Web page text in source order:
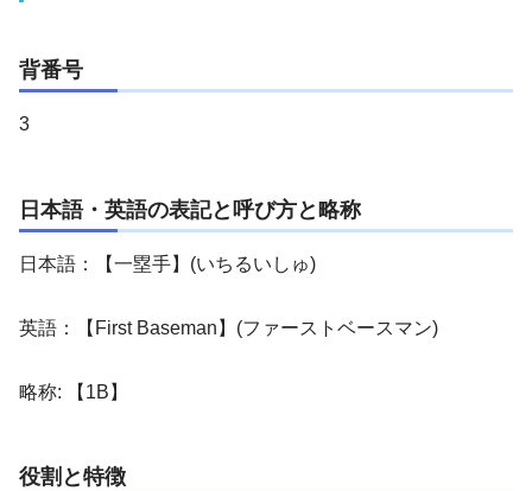
背番号
3
日本語・英語の表記と呼び方と略称
日本語：【一塁手】(いちるいしゅ)
英語：【First Baseman】(ファーストベースマン)
略称: 【1B】
役割と特徴